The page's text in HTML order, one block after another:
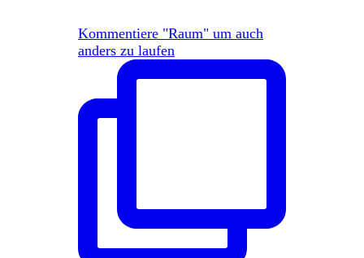
Kommentiere "Raum" um auch
anders zu laufen